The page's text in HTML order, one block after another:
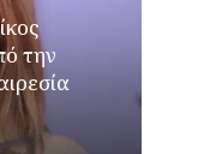
την